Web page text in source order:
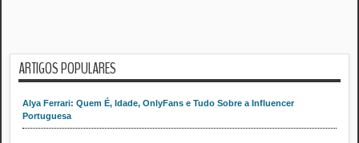
ARTIGOS POPULARES
Alya Ferrari: Quem É, Idade, OnlyFans e Tudo Sobre a Influencer
Portuguesa